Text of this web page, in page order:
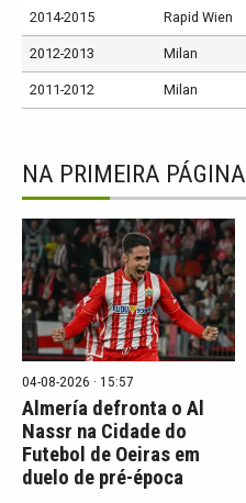
2014-2015 Rapid Wien
2012-2013 Milan
2011-2012 Milan
NA PRIMEIRA PÁGINA
04-08-2026 · 15:57
Almería defronta o Al
Nassr na Cidade do
Futebol de Oeiras em
duelo de pré-época